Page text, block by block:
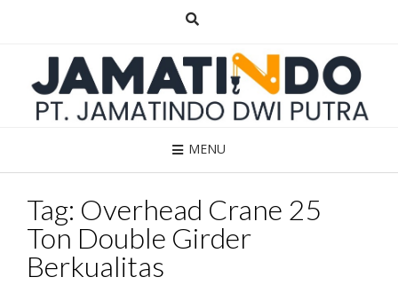
MENU
Tag: Overhead Crane 25
Ton Double Girder
Berkualitas